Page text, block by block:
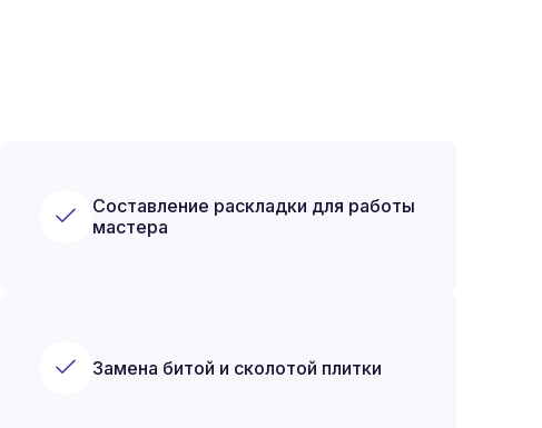
Составление раскладки для работы
мастера
Замена битой и сколотой плитки